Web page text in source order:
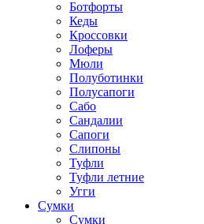
Ботфорты
Кеды
Кроссовки
Лоферы
Мюли
Полуботинки
Полусапоги
Сабо
Сандалии
Сапоги
Слипоны
Туфли
Туфли летние
Угги
Сумки
Сумки